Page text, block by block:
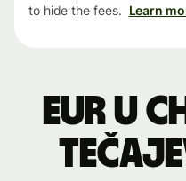
to hide the fees. Learn
EUR u